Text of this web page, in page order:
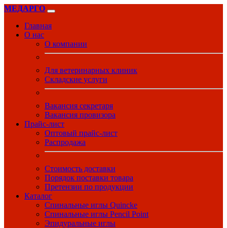
МЕДАРГО
Главная
О нас
О компании
Для ветеринарных клиник
Складские услуги
Вакансия секретаря
Вакансия провизора
Прайс-лист
Оптовый прайс-лист
Распродажа
Стоимость доставки
Порядок поставки товара
Претензии по продукции
Каталог
Спинальные иглы Quincke
Спинальные иглы Pencil Point
Эпидуральные иглы